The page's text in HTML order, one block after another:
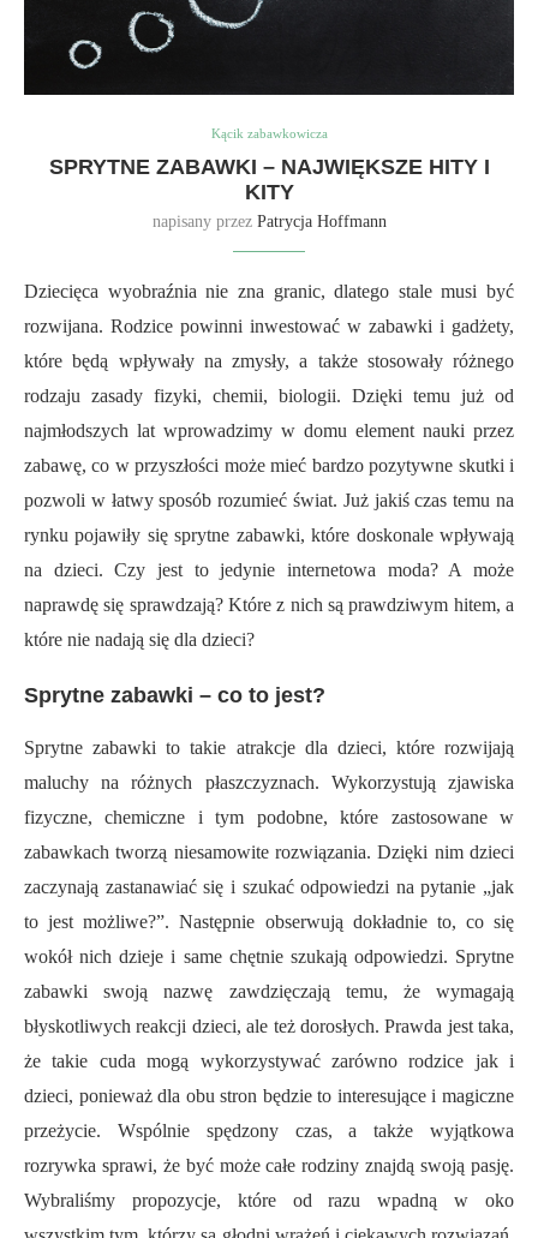
Kącik zabawkowicza
SPRYTNE ZABAWKI – NAJWIĘKSZE HITY I
KITY
napisany przez Patrycja Hoffmann
Dziecięca wyobraźnia nie zna granic, dlatego stale musi być
rozwijana. Rodzice powinni inwestować w zabawki i gadżety,
które będą wpływały na zmysły, a także stosowały różnego
rodzaju zasady fizyki, chemii, biologii. Dzięki temu już od
najmłodszych lat wprowadzimy w domu element nauki przez
zabawę, co w przyszłości może mieć bardzo pozytywne skutki i
pozwoli w łatwy sposób rozumieć świat. Już jakiś czas temu na
rynku pojawiły się sprytne zabawki, które doskonale wpływają
na dzieci. Czy jest to jedynie internetowa moda? A może
naprawdę się sprawdzają? Które z nich są prawdziwym hitem, a
które nie nadają się dla dzieci?
Sprytne zabawki – co to jest?
Sprytne zabawki to takie atrakcje dla dzieci, które rozwijają
maluchy na różnych płaszczyznach. Wykorzystują zjawiska
fizyczne, chemiczne i tym podobne, które zastosowane w
zabawkach tworzą niesamowite rozwiązania. Dzięki nim dzieci
zaczynają zastanawiać się i szukać odpowiedzi na pytanie „jak
to jest możliwe?”. Następnie obserwują dokładnie to, co się
wokół nich dzieje i same chętnie szukają odpowiedzi. Sprytne
zabawki swoją nazwę zawdzięczają temu, że wymagają
błyskotliwych reakcji dzieci, ale też dorosłych. Prawda jest taka,
że takie cuda mogą wykorzystywać zarówno rodzice jak i
dzieci, ponieważ dla obu stron będzie to interesujące i magiczne
przeżycie. Wspólnie spędzony czas, a także wyjątkowa
rozrywka sprawi, że być może całe rodziny znajdą swoją pasję.
Wybraliśmy propozycje, które od razu wpadną w oko